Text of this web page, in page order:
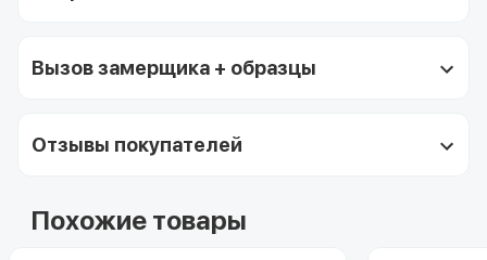
Вызов замерщика + образцы
Отзывы покупателей
Похожие товары